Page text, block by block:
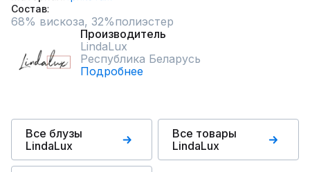
Состав
Производитель
LindaLux
Республика Беларусь
Подробнее
Все блузы
LindaLux
Все товары
LindaLux